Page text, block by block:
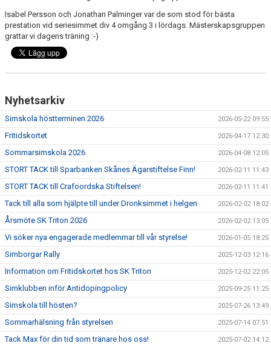
Isabel Persson och Jonathan Palminger var de som stod för bästa
prestation vid seriesimmet div 4 omgång 3 i lördags. Mästerskapsgruppen
grattar vi dagens träning :-)
Nyhetsarkiv
Simskola höstterminen 2026 2026-05-22 09:55
Fritidskortet 2026-04-17 12:30
Sommarsimskola 2026 2026-04-08 12:05
STORT TACK till Sparbanken Skånes Ägarstiftelse Finn! 2026-02-11 11:43
STORT TACK till Crafoordska Stiftelsen! 2026-02-11 11:41
Tack till alla som hjälpte till under Dronksimmet i helgen 2026-02-02 18:02
Årsmöte SK Triton 2026 2026-02-02 13:05
Vi söker nya engagerade medlemmar till vår styrelse! 2026-01-05 18:25
Simborgar Rally 2025-12-03 12:16
Information om Fritidskortet hos SK Triton 2025-12-02 22:05
Simklubben inför Antidopingpolicy 2025-09-25 11:25
Simskola till hösten? 2025-07-26 13:49
Sommarhälsning från styrelsen 2025-07-14 07:51
Tack Max för din tid som tränare hos oss! 2025-07-02 14:12